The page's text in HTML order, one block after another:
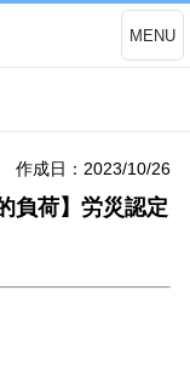
MENU
作成日：2023/10/26
負荷】労災認定